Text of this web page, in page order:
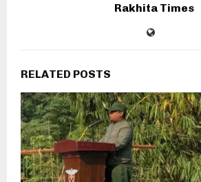
Rakhita Times
RELATED POSTS